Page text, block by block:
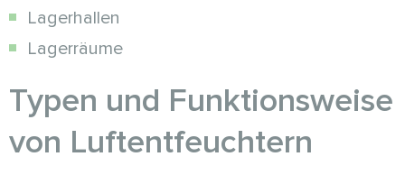
Lagerhallen
Lagerräume
Typen und Funktionsweise
von Luftentfeuchtern